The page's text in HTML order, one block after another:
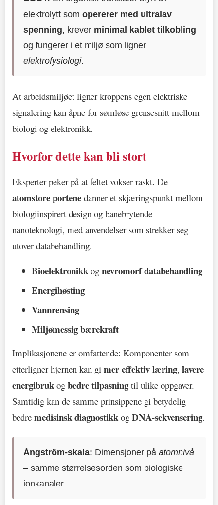
elektrolytt somopererer med ultralav
spenning, krever minimal kablet tilkobling
og fungerer i et miljø som ligner
elektrofysiologi.
At arbeidsmiljøet ligner kroppens egen elektriske
signalering kan åpne for sømløse grensesnitt mellom
biologi og elektronikk.
Hvorfor dette kan bli stort
Eksperter peker på at feltet vokser raskt. De
atomstore portene danner et skjæringspunkt mellom
biologiinspirert design og banebrytende
nanoteknologi, med anvendelser som strekker seg
utover databehandling.
Bioelektronikk og nevromorf databehandling
Energihøsting
Vannrensing
Miljømessig bærekraft
Implikasjonene er omfattende: Komponenter som
etterligner hjernen kan gi mer effektiv læring, lavere
energibruk og bedre tilpasning til ulike oppgaver.
Samtidig kan de samme prinsippene gi betydelig
bedre medisinsk diagnostikk og DNA-sekvensering.
Ångström-skala: Dimensjoner påatomnivå
– samme størrelsesorden som biologiske
ionkanaler.